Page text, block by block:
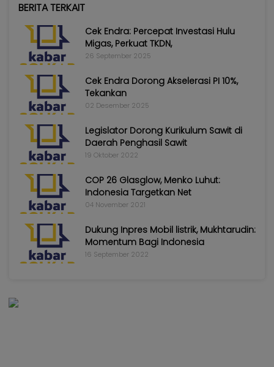
BERITA TERKAIT
Cek Endra: Percepat Investasi Hulu
Migas, Perkuat TKDN,
26 September 2025
Cek Endra Dorong Akselerasi PI 10%,
Tekankan
02 Desember 2025
Legislator Dorong Kurikulum Sawit di
Daerah Penghasil Sawit
19 Oktober 2022
COP 26 Glasglow, Menko Luhut:
Indonesia Targetkan Net
04 November 2021
Dukung Inpres Mobil listrik, Mukhtarudin:
Momentum Bagi Indonesia
16 September 2022